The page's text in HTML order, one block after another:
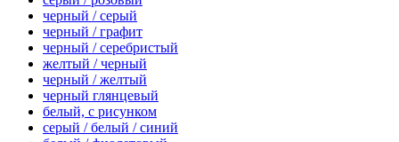
черный / серый
черный / графит
черный / серебристый
желтый / черный
черный / желтый
черный глянцевый
белый, с рисунком
серый / белый / синий